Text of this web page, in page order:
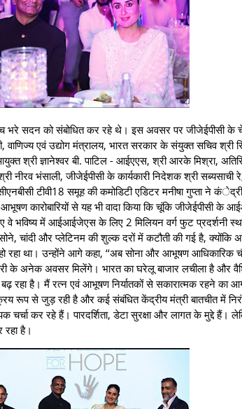
भरे सदन को संबोधित कर रहे थे। इस अवसर पर जीजेईपीसी के
एवं उद्योग मंत्रालय, भारत सरकार के संयुक्त सचिव श्री
श्री ज्ञानेश्वर बी. पाटिल - आईएएस, श्री आरके मिश्रा,
नीरव भंसाली, जीजेईपीसी के कार्यकारी निदेशक श्री सब्यसाची
टीवी18 समूह की कमोडिटी एडिटर मनीषा गुप्ता ने
कारोबारियों से यह भी वादा किया कि चूंकि जीजेईपीसी के
वे भविष्य में आईआईजेएस के लिए 2 मिलियन वर्ग फुट प्रदर्शनी
चांदी और प्लेटिनम की शुल्क दरों में कटौती की गई है,
था। उन्होंने आगे कहा, ‘‘अब सोना और आभूषण आधिकारिक
के अनेक अवसर मिलेंगे। भारत का घरेलू बाजार लचीला है और
रहा है। मैं रत्न एवं आभूषण निर्यातकों से सकारात्मक रहने का
रूप से जुड़ रही है और कई संबंधित केंद्रीय मंत्री बातचीत में
कर रहे हैं। पारदर्शिता, डेटा सुरक्षा और लागत के मुद्दे हैं।
है।